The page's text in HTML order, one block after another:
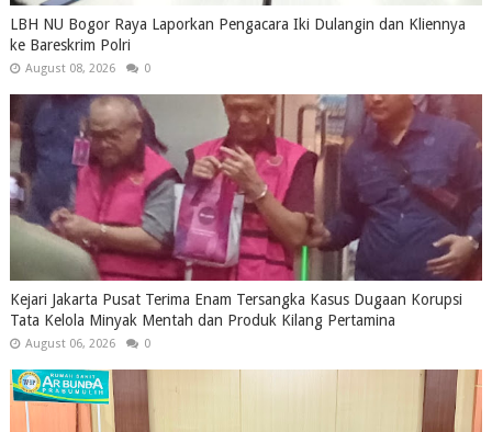
LBH NU Bogor Raya Laporkan Pengacara Iki Dulangin dan Kliennya
ke Bareskrim Polri
August 08, 2026 0
Kejari Jakarta Pusat Terima Enam Tersangka Kasus Dugaan Korupsi
Tata Kelola Minyak Mentah dan Produk Kilang Pertamina
August 06, 2026 0